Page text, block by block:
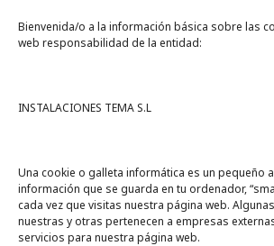
Bienvenida/o a la información básica sobre las
web responsabilidad de la entidad:
INSTALACIONES TEMA S.L
Una cookie o galleta informática es un pequeño
información que se guarda en tu ordenador,
cada vez que visitas nuestra página web.
nuestras y otras pertenecen a empresas
servicios para nuestra página web.
Urgencias y whatsapp649 406 493